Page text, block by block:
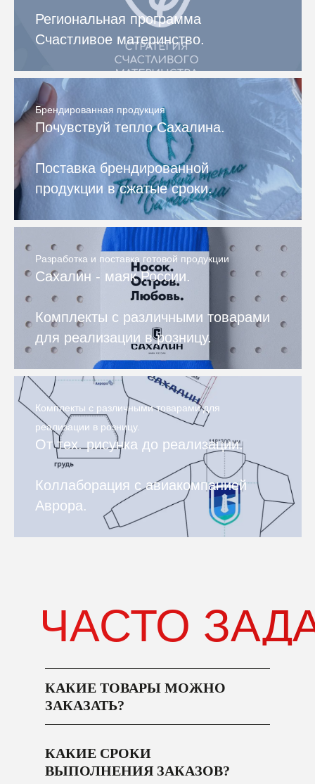
Региональная программа
Счастливое материнство.
Брендированная продукция
Почувствуй тепло Сахалина.
Поставка брендированной
продукции в сжатые сроки.
Разработка и поставка готовой продукции
Сахалин - маяк России.
Комплекты с различными товарами
для реализации в розницу.
Комплекты с различными товарами для
реализации в розницу.
От тех. рисунка до реализации.
Коллаборация с авиакомпанией
Аврора.
ЧАСТО
КАКИЕ ТОВАРЫ МОЖНО
ЗАКАЗАТЬ?
КАКИЕ СРОКИ
ВЫПОЛНЕНИЯ ЗАКАЗОВ?